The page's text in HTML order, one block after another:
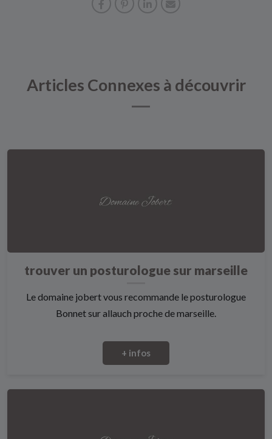
Articles Connexes à découvrir
trouver un posturologue sur marseille
Le domaine jobert vous recommande le posturologue
Bonnet sur allauch proche de marseille.
+ infos